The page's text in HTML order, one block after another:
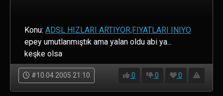
Konu: ADSL HIZLARI ARTIYOR,FIYATLARI INIYO
epey umutlanmıştık ama yalan oldu abi ya...
keşke olsa
#10.04.2005 21:10 0 0 0